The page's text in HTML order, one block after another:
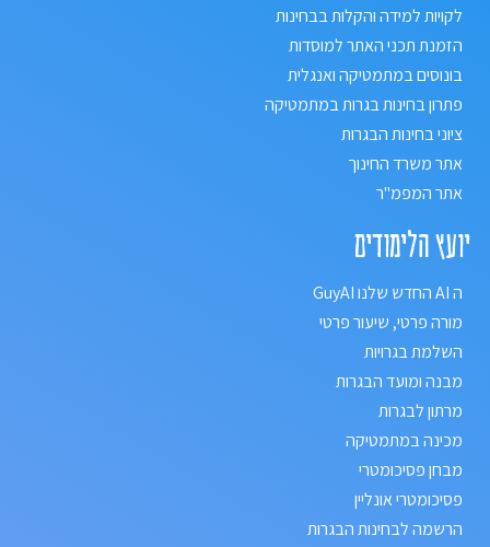
לקויות למידה והקלות בבחינות
הזמנת תכני האתר למוסדות
בונוסים במתמטיקה ואנגלית
פתרון בחינות בגרות במתמטיקה
ציוני בחינות הבגרות
אתר משרד החינוך
אתר המפמ"ר
יועץ הלימודים
ה AI החדש שלנו GuyAI
מורה פרטי, שיעור פרטי
השלמת בגרויות
מבנה ומועד הבגרות
מרתון לבגרות
מכינה במתמטיקה
מבחן פסיכומטרי
פסיכומטרי אונליין
הרשמה לבחינות הבגרות